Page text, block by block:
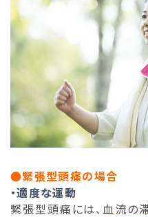
●緊張型頭痛の場合
・適度な運動
緊張型頭痛には、血流の